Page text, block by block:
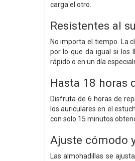
carga el otro.
Resistentes al
No importa el tiempo. La
por lo que da igual si los
rápido o en un día
Hasta 18 horas
Disfruta de 6 horas de
los auriculares en el
con solo 15 minutos
Ajuste cómodo
Las almohadillas se